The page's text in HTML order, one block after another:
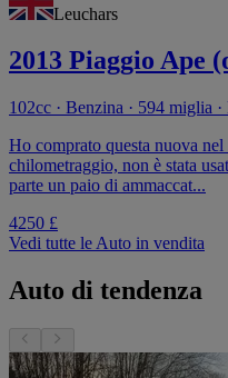
Leuchars
2013 Piaggio Ape
102cc · Benzina · 594 miglia
Ho comprato questa nuova
chilometraggio, non è stata
parte un paio di ammaccat...
4250 £
Vedi tutte le Auto in vendita
Auto di tendenza